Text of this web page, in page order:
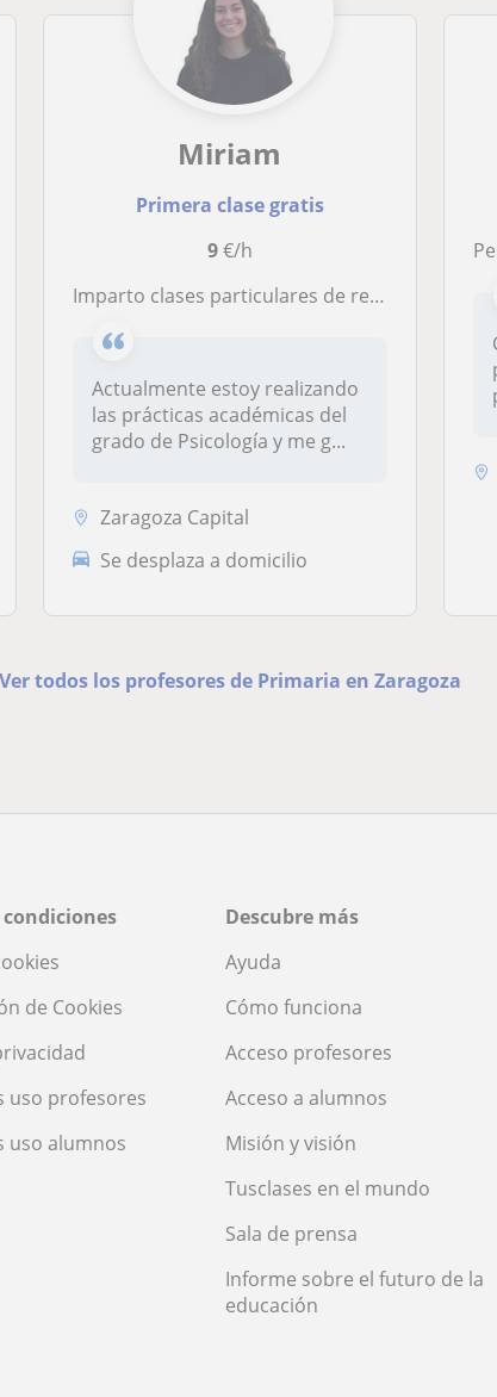
Miriam
Primera clase gratis
9€/h
Imparto clases particulares de refuerzo
Actualmente estoy realizando
las prácticas académicas del
grado de Psicología y me g...
Zaragoza Capital
Se desplaza a domicilio
Ver todos los profesores de Primaria en Zaragoza
de Cookies
uso profesores
uso alumnos
Descubre más
Ayuda
Cómo funciona
Acceso profesores
Acceso a alumnos
Misión y visión
Tusclases en el mundo
Sala de prensa
Informe sobre el futuro de la
educación